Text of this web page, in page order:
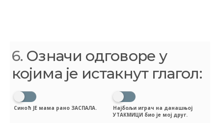
6. Означи одговоре у
којима је истакнут глагол:
Синоћ ЈЕ мама рано ЗАСПАЛА.
Најбољи играч на данашњој
УТАКМИЦИ био је мој друг.